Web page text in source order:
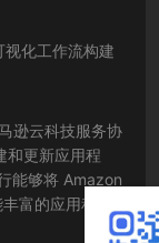
视化工作流构建
逊云科技服务协
和更新应用程
能够将 Amazon
富的应用程序